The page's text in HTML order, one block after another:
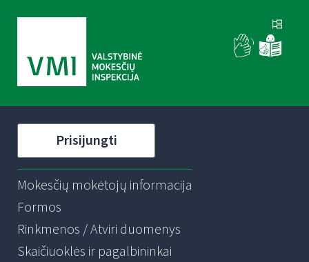
Prisijungti
Mokesčių mokėtojų informacija
Formos
Rinkmenos / Atviri duomenys
Skaičiuoklės ir pagalbininkai